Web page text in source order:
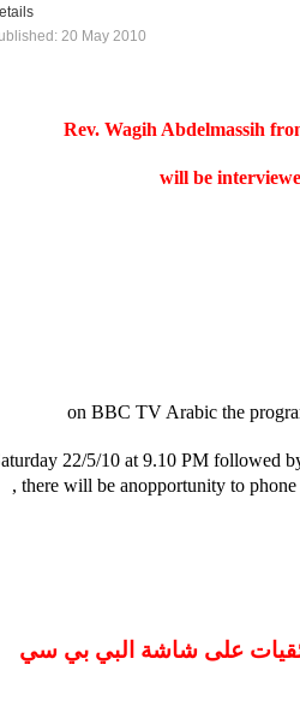
20 May 2010
Rev. Wagih Abdelmassih
will be
on BBC TV Arabic the
22/5/10at 9.10 PMfollowed
, there will be anopportunity to
على شاشة البي بي سي